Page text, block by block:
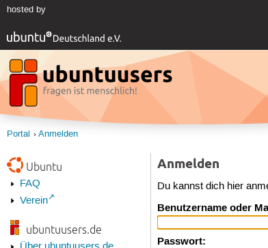
hosted by
Portal Anmelden
Ubuntu
FAQ
Verein
ubuntuusers.de
Anmelden
Du kannst dich hier
Benutzername oder
Passwort: